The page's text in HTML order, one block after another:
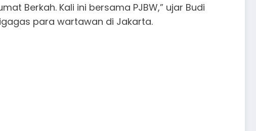
Berkah. Kali ini bersama PJBW,” ujar Budi
para wartawan di Jakarta.